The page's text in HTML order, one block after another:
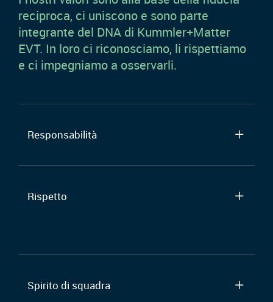
reciproca, ci uniscono e sono parte
integrante del DNA di Kummler+Matter
EVT. In loro ci riconosciamo, li rispettiamo
e ci impegniamo a osservarli.
Responsabilità
Rispetto
Spirito di squadra